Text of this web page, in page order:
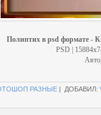
Полиптих в psd формате -
PSD |
РАЗНЫЕ | ДОБАВИЛ: